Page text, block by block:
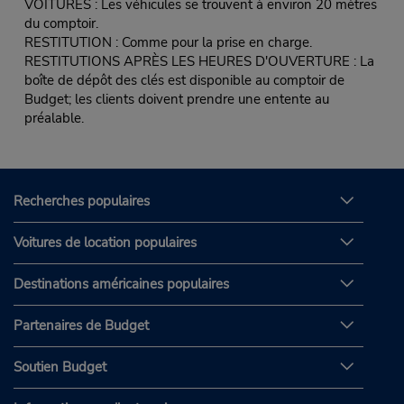
VOITURES : Les véhicules se trouvent à environ 20 mètres
du comptoir.
RESTITUTION : Comme pour la prise en charge.
RESTITUTIONS APRÈS LES HEURES D'OUVERTURE : La
boîte de dépôt des clés est disponible au comptoir de
Budget; les clients doivent prendre une entente au
préalable.
Recherches populaires
Voitures de location populaires
Destinations américaines populaires
Partenaires de Budget
Soutien Budget